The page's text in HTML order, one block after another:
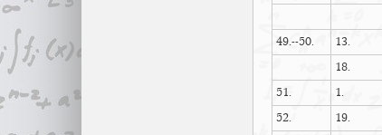
49.--50.
13.
18.
51.
1.
52.
19.